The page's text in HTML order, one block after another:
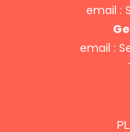
email :
email :